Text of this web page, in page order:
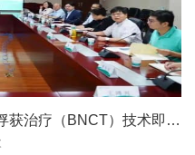
治疗（BNCT）技术即将